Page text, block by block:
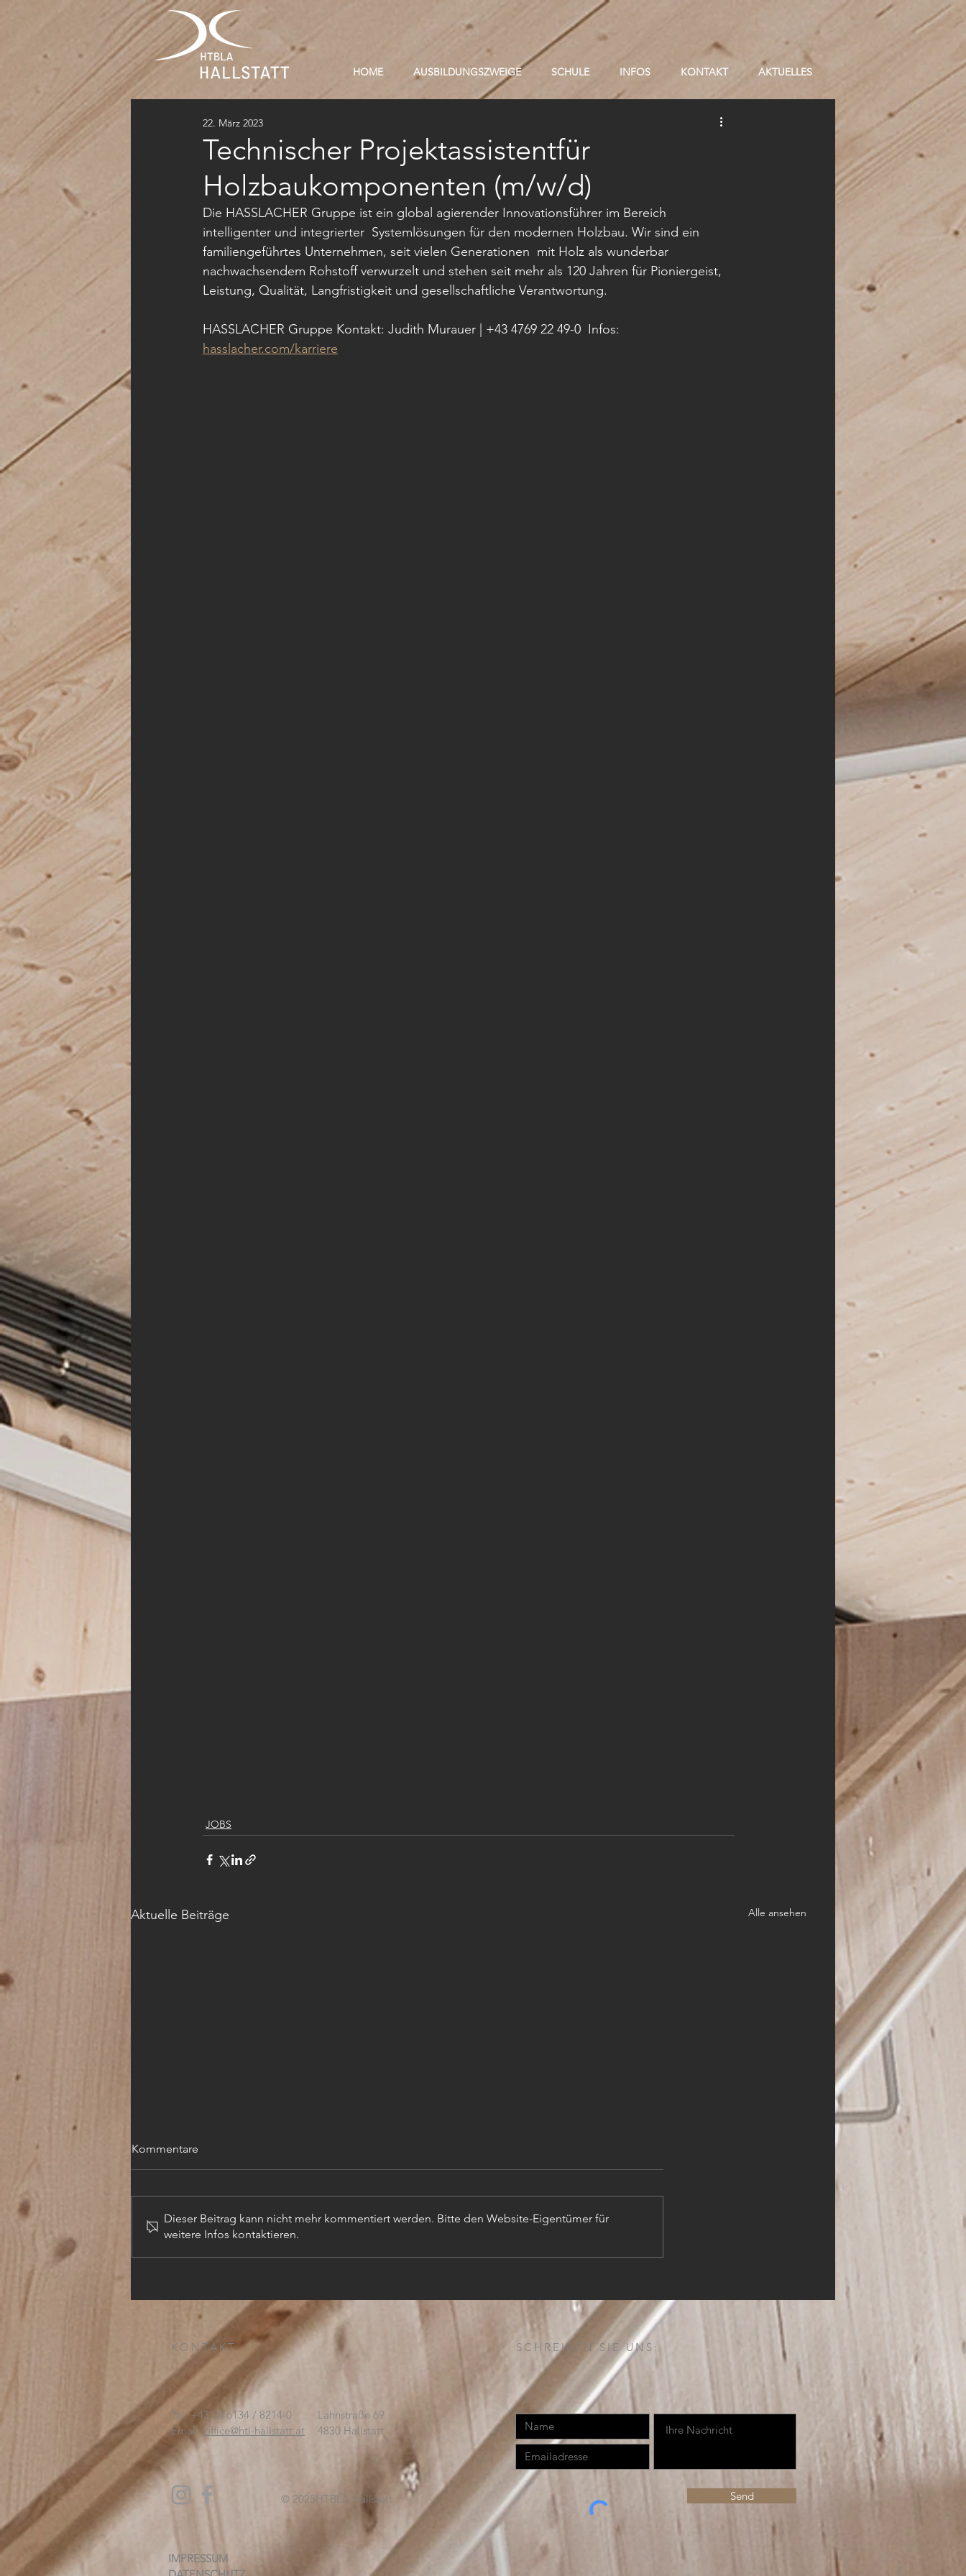
HOME AUSBILDUNGSZWEIGE SCHULE INFOS KONTAKT AKTUELLES
Technischer Projektassistentfür
Holzbaukomponenten (m/w/d)
22. März 2023
Die HASSLACHER Gruppe ist ein global agierender Innovationsführer im Bereich
intelligenter und integrierter  Systemlösungen für den modernen Holzbau. Wir sind ein
familiengeführtes Unternehmen, seit vielen Generationen  mit Holz als wunderbar
nachwachsendem Rohstoff verwurzelt und stehen seit mehr als 120 Jahren für Pioniergeist,
Leistung, Qualität, Langfristigkeit und gesellschaftliche Verantwortung.
HASSLACHER Gruppe Kontakt: Judith Murauer | +43 4769 22 49-0  Infos:
hasslacher.com/karriere
JOBS
Aktuelle Beiträge Alle ansehen
Kommentare
Dieser Beitrag kann nicht mehr kommentiert werden. Bitte den Website-Eigentümer für
weitere Infos kontaktieren.
KONTAKT:
Tel: +43 (0) 6134 / 8214-0
Email: office@htl-hallstatt.at
Lahnstraße 69
4830 Hallstatt
© 2025HTBLA Hallstatt
IMPRESSUM
SCHREIBEN SIE UNS:
Send